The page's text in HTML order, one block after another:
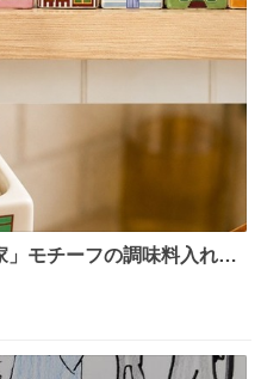
モチーフの調味料入れ、
ラ
news/149552